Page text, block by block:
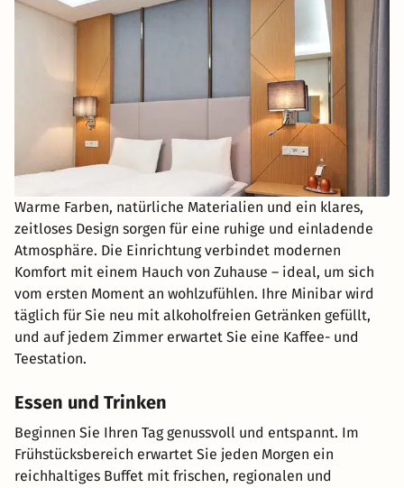
Warme Farben, natürliche Materialien und ein klares,
zeitloses Design sorgen für eine ruhige und einladende
Atmosphäre. Die Einrichtung verbindet modernen
Komfort mit einem Hauch von Zuhause – ideal, um sich
vom ersten Moment an wohlzufühlen. Ihre Minibar wird
täglich für Sie neu mit alkoholfreien Getränken gefüllt,
und auf jedem Zimmer erwartet Sie eine Kaffee- und
Teestation.
Essen und Trinken
Beginnen Sie Ihren Tag genussvoll und entspannt. Im
Frühstücksbereich erwartet Sie jeden Morgen ein
reichhaltiges Buffet mit frischen, regionalen und